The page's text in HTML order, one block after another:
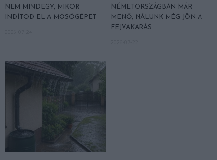
NEM MINDEGY, MIKOR
INDÍTOD EL A MOSÓGÉPET
NÉMETORSZÁGBAN MÁR
MENŐ, NÁLUNK MÉG JÖN A
FEJVAKARÁS